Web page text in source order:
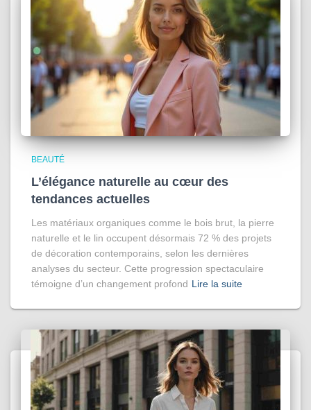
BEAUTÉ
L’élégance naturelle au cœur des
tendances actuelles
Les matériaux organiques comme le bois brut, la pierre
naturelle et le lin occupent désormais 72 % des projets
de décoration contemporains, selon les dernières
analyses du secteur. Cette progression spectaculaire
témoigne d’un changement profond Lire la suite